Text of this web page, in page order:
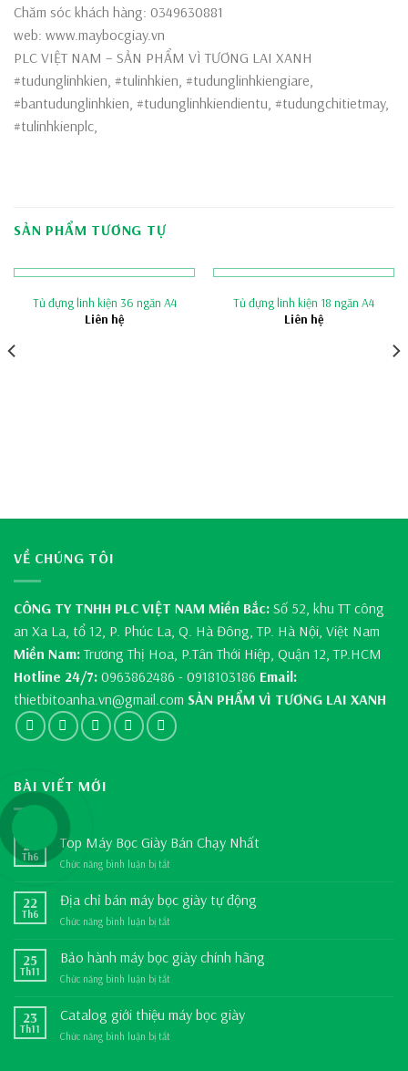
Chăm sóc khách hàng: 0349630881
web: www.maybocgiay.vn
PLC VIỆT NAM – SẢN PHẨM VÌ TƯƠNG LAI XANH
#tudunglinhkien, #tulinhkien, #tudunglinhkiengiare,
#bantudunglinhkien, #tudunglinhkiendientu, #tudungchitietmay,
#tulinhkienplc,
SẢN PHẨM TƯƠNG TỰ
Tủ đựng linh kiện 36 ngăn A4
Liên hệ
Tủ đựng linh kiện 18 ngăn A4
Liên hệ
VỀ CHÚNG TÔI
CÔNG TY TNHH PLC VIỆT NAM Miền Bắc: Số 52, khu TT công
an Xa La, tổ 12, P. Phúc La, Q. Hà Đông, TP. Hà Nội, Việt Nam
Miền Nam:Trương Thị Hoa, P.Tân Thới Hiệp, Quận 12, TP.HCM
Hotline 24/7: 0963862486 - 0918103186 Email:
thietbitoanha.vn@gmail.com SẢN PHẨM VÌ TƯƠNG LAI XANH
BÀI VIẾT MỚI
24
Th6
Top Máy Bọc Giày Bán Chạy Nhất
Chức năng bình luận bị tắt
Bọc
Chạy
22
Th6
Địa chỉ bán máy bọc giày tự động
Chức năng bình luận bị tắt
bán
giày
25
Th11
Bảo hành máy bọc giày chính hãng
Chức năng bình luận bị tắt
hành
máy
23
Th11
Catalog giới thiệu máy bọc giày
Chức năng bình luận bị tắt